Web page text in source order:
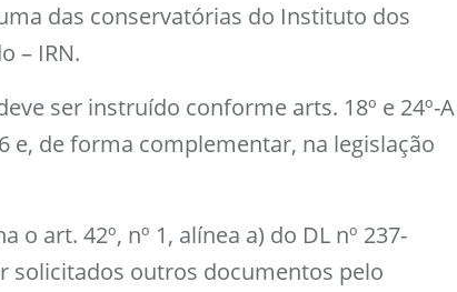
das conservatórias do Instituto dos
– IRN.
ser instruído conforme arts. 18º e 24º-A
e, de forma complementar, na legislação
o art. 42º, nº 1, alínea a) do DL nº 237-
solicitados outros documentos pelo